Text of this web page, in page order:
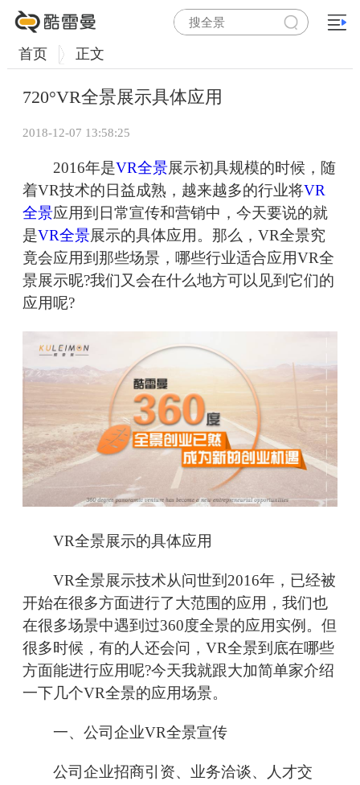
首页 正文
720°VR全景展示具体应用
2018-12-07 13:58:25
2016年是VR全景展示初具规模的时候，随
着VR技术的日益成熟，越来越多的行业将VR
全景应用到日常宣传和营销中，今天要说的就
是VR全景展示的具体应用。那么，VR全景究
竟会应用到那些场景，哪些行业适合应用VR全
景展示昵?我们又会在什么地方可以见到它们的
应用呢?
VR全景展示的具体应用
VR全景展示技术从问世到2016年，已经被
开始在很多方面进行了大范围的应用，我们也
在很多场景中遇到过360度全景的应用实例。但
很多时候，有的人还会问，VR全景到底在哪些
方面能进行应用呢?今天我就跟大加简单家介绍
一下几个VR全景的应用场景。
一、公司企业VR全景宣传
公司企业招商引资、业务洽谈、人才交